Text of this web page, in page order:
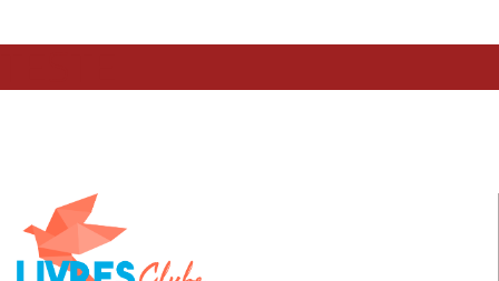
TESTE